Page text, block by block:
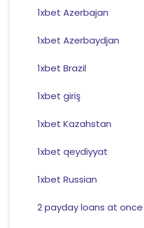
1xbet Azerbajan
1xbet Azerbaydjan
1xbet Brazil
1xbet giriş
1xbet Kazahstan
1xbet qeydiyyat
1xbet Russian
2 payday loans at once